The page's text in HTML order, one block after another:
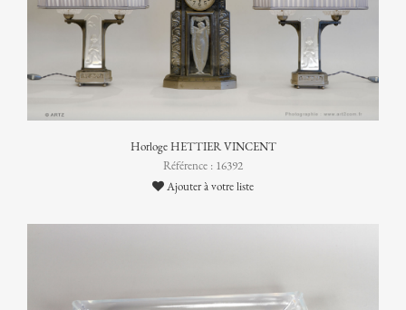
Horloge HETTIER VINCENT
Référence : 16392
Ajouter à votre liste